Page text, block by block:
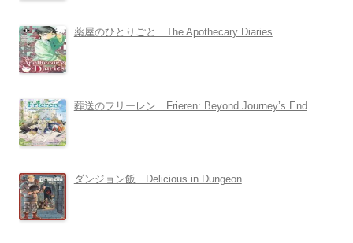
薬屋のひとりごと The Apothecary Diaries
葬送のフリーレン Frieren: Beyond Journey’s End
ダンジョン飯 Delicious in Dungeon